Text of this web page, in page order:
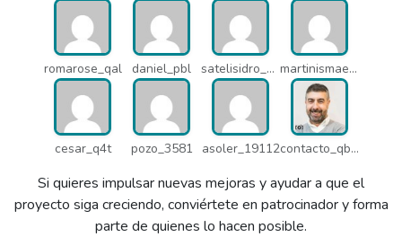
romarose_qal daniel_pbl satelisidro_pt5 martinismaelima_qbd
cesar_q4t pozo_3581 asoler_19112 contacto_qbw
Si quieres impulsar nuevas mejoras y ayudar a que el
proyecto siga creciendo, conviértete en patrocinador y forma
parte de quienes lo hacen posible.